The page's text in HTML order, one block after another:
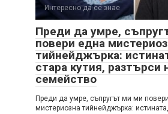
Интересно да се знае
Преди да умре,
повери една
тийнейджърка:
стара кутия, разтърси
семейство
Преди да умре, съпругът ми ми
мистериозна тийнейджърка: